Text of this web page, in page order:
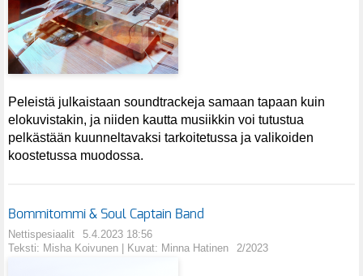
Peleistä julkaistaan soundtrackeja samaan tapaan kuin
elokuvistakin, ja niiden kautta musiikkin voi tutustua
pelkästään kuunneltavaksi tarkoitetussa ja valikoiden
koostetussa muodossa.
Bommitommi & Soul Captain Band
Nettispesiaalit
5.4.2023 18:56
Teksti: Misha Koivunen | Kuvat: Minna Hatinen
2/2023